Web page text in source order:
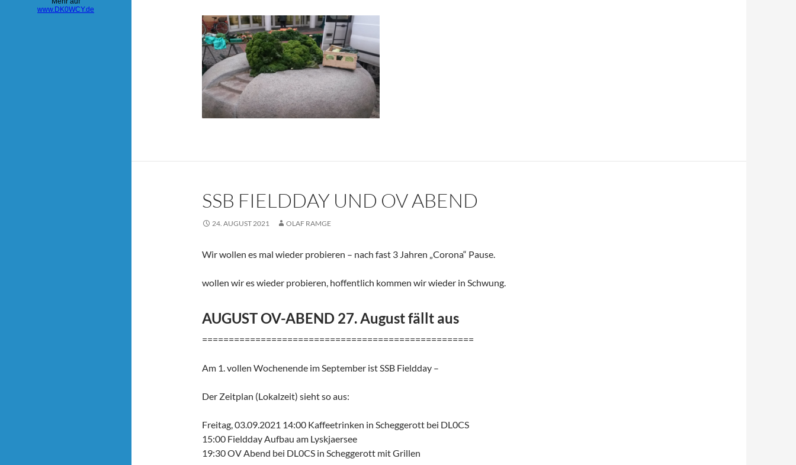
SSB FIELDDAY UND OV ABEND
24. AUGUST 2021 OLAF RAMGE
Wir wollen es mal wieder probieren – nach fast 3 Jahren „Corona“ Pause.
wollen wir es wieder probieren, hoffentlich kommen wir wieder in Schwung.
AUGUST OV-ABEND 27. August fällt aus
===================================================
Am 1. vollen Wochenende im September ist SSB Fieldday –
Der Zeitplan (Lokalzeit) sieht so aus:
Freitag, 03.09.2021 14:00 Kaffeetrinken in Scheggerott bei DL0CS
15:00 Fieldday Aufbau am Lyskjaersee
19:30 OV Abend bei DL0CS in Scheggerott mit Grillen